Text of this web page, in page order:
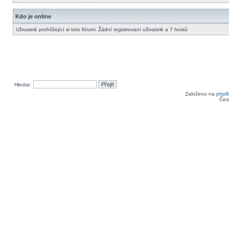
Kdo je online
Uživatelé prohlížející si toto fórum: Žádní registrovaní uživatelé a 7 hostů
Hledat:
Založeno na